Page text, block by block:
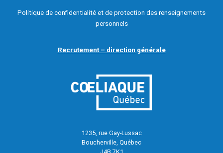
1235, rue Gay-Lussac
Boucherville, Québec
Politique de confidentialité et de protection des renseignements
personnels
Recrutement – direction générale